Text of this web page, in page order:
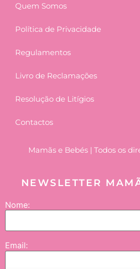
Quem Somos
Política de Privacidade
Regulamentos
Livro de Reclamações
Resolução de Litígios
Contactos
Mamãs e Bebés | Todos os
NEWSLETTER
Nome:
Email: